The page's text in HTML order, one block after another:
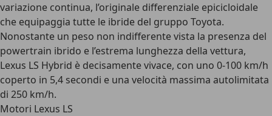
variazione continua, l’originale differenziale epicicloidale
che equipaggia tutte le ibride del gruppo Toyota.
Nonostante un peso non indifferente vista la presenza del
powertrain ibrido e l’estrema lunghezza della vettura,
Lexus LS Hybrid è decisamente vivace, con uno 0-100 km/h
coperto in 5,4 secondi e una velocità massima autolimitata
di 250 km/h.
Motori Lexus LS